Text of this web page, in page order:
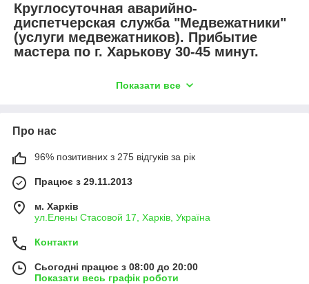
Круглосуточная аварийно-
диспетчерская служба "Медвежатники"
(услуги медвежатников). Прибытие
мастера по г. Харькову 30-45 минут.
и Вам необходимо: открыть автомобиль, открыть замок авто
колонку, снять с сигнализации, вскрыть квартиру, открыть
круглосуточно !!!
Телефони диспетчерів для
ТЕРМІНОВОГО виклику спеціаліста:
+38067-1888-784
Показати все
Про нас
96% позитивних з 275 відгуків за рік
Працює з 29.11.2013
м. Харків
ул.Елены Стасовой 17, Харків, Україна
Контакти
Сьогодні працює з 08:00 до 20:00
Показати весь графік роботи